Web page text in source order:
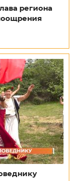
региона